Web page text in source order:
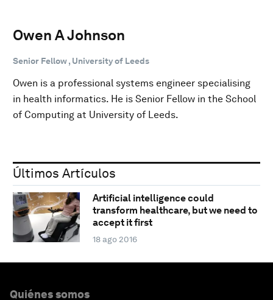
Owen A Johnson
Senior Fellow , University of Leeds
Owen is a professional systems engineer specialising
in health informatics. He is Senior Fellow in the School
of Computing at University of Leeds.
Últimos Artículos
Artificial intelligence could
transform healthcare, but we need to
accept it first
18 ago 2016
Quiénes somos